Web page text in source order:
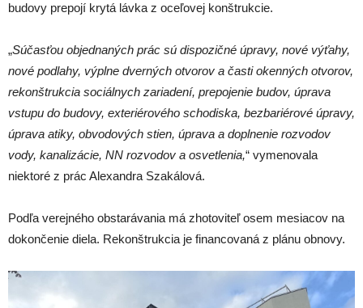
budovy prepojí krytá lávka z oceľovej konštrukcie.
„Súčasťou objednaných prác sú dispozičné úpravy, nové výťahy,
nové podlahy, výplne dverných otvorov a časti okenných otvorov,
rekonštrukcia sociálnych zariadení, prepojenie budov, úprava
vstupu do budovy, exteriérového schodiska, bezbariérové úpravy,
úprava atiky, obvodových stien, úprava a doplnenie rozvodov
vody, kanalizácie, NN rozvodov a osvetlenia,“ vymenovala
niektoré z prác Alexandra Szakálová.
Podľa verejného obstarávania má zhotoviteľ osem mesiacov na
dokončenie diela. Rekonštrukcia je financovaná z plánu obnovy.